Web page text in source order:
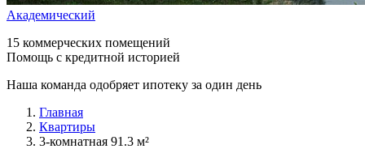
Академический
15 коммерческих помещений
Помощь с кредитной историей
Наша команда одобряет ипотеку за один день
Главная
Квартиры
3-комнатная 91.3 м²